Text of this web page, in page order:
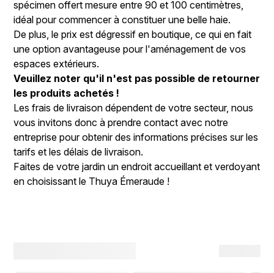
spécimen offert mesure entre 90 et 100 centimètres,
idéal pour commencer à constituer une belle haie.
De plus, le prix est dégressif en boutique, ce qui en fait
une option avantageuse pour l'aménagement de vos
espaces extérieurs.
Veuillez noter qu'il n'est pas possible de retourner
les produits achetés !
Les frais de livraison dépendent de votre secteur, nous
vous invitons donc à prendre contact avec notre
entreprise pour obtenir des informations précises sur les
tarifs et les délais de livraison.
Faites de votre jardin un endroit accueillant et verdoyant
en choisissant le Thuya Émeraude !